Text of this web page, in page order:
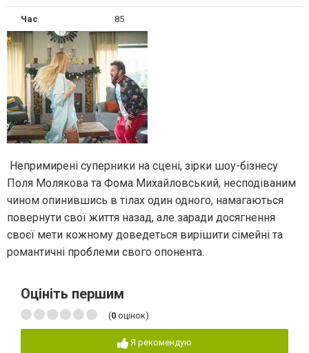
Час 85
Непримирені суперники на сцені, зірки шоу-бізнесу
Поля Молякова та Фома Михайловський, несподіваним
чином опинившись в тілах один одного, намагаються
повернути свої життя назад, але заради досягнення
своєї мети кожному доведеться вирішити сімейні та
романтичні проблеми свого опонента.
Оцініть першим
(0 оцінок)
Я рекомендую